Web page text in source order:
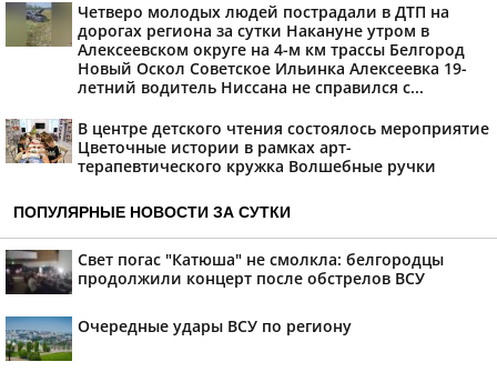
Четверо молодых людей пострадали в ДТП на
дорогах региона за сутки Накануне утром в
Алексеевском округе на 4-м км трассы Белгород
Новый Оскол Советское Ильинка Алексеевка 19-
летний водитель Ниссана не справился с...
В центре детского чтения состоялось мероприятие
Цветочные истории в рамках арт-
терапевтического кружка Волшебные ручки
ПОПУЛЯРНЫЕ НОВОСТИ ЗА СУТКИ
Свет погас "Катюша" не смолкла: белгородцы
продолжили концерт после обстрелов ВСУ
Очередные удары ВСУ по региону